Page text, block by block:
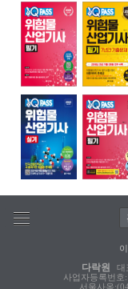
다락원
대
사업자등록번호
서울사옥